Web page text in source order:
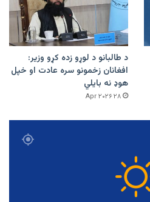
د طالبانو د لوړو زده کړو وزیر:
افغانان زخمونو سره عادت او خپل
هوډ نه بایلي
۲۸ Apr ۲۰۲۶